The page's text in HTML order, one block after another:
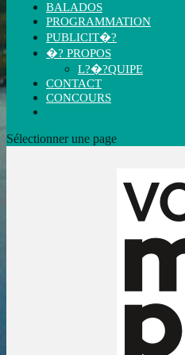
BALADOS
PROGRAMMATION
PUBLICIT�?
�? PROPOS
L?�?QUIPE
CONTACT
CONCOURS
Sélectionner une page